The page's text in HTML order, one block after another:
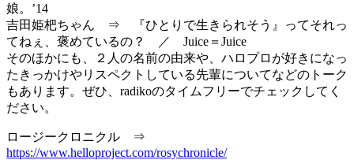
娘。’14
吉田姫杷ちゃん ⇒ 『ひとりで生きられそう』ってそれっ
てねぇ、褒めているの？ ／ Juice＝Juice
そのほかにも、２人の名前の由来や、ハロプロが好きになっ
たきっかけやリスペクトしている先輩についてなどのトーク
もあります。ぜひ、radikoのタイムフリーでチェックしてく
ださい。
ロージークロニクル ⇒
https://www.helloproject.com/rosychronicle/